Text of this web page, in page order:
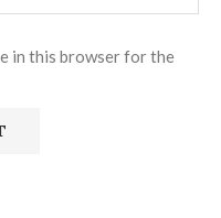
in this browser for the